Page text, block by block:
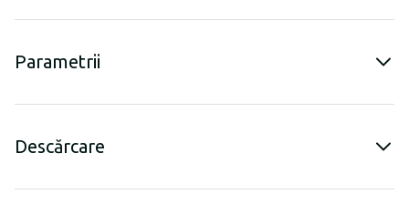
Parametrii
Descărcare